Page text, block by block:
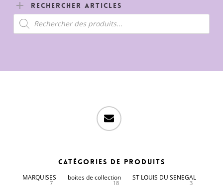
Rechercher Articles
Recherche
de
produits
email
Catégories de produits
MARQUISES
7
boites de collection
18
ST LOUIS DU SENEGAL
3